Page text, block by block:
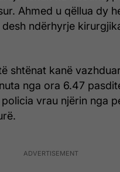
Ahmed u qëllua dy
ndërhyrje
shtënat kanë
nga ora 6.47
vrau njërin nga